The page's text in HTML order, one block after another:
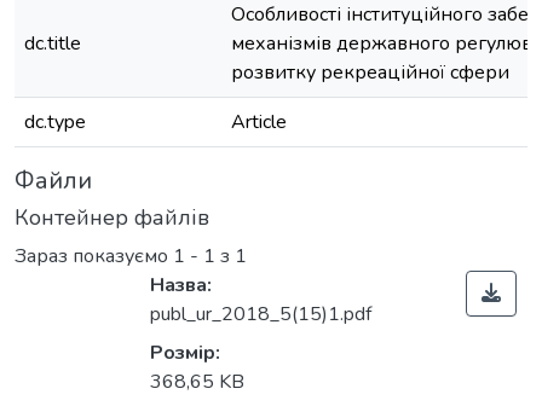
dc.title
Особливості інституційного
механізмів державного
розвитку рекреаційної сфери
dc.type
Article
Файли
Контейнер файлів
Зараз показуємо 1 - 1 з 1
Назва:
publ_ur_2018_5(15)1.pdf
Розмір:
368,65 KB